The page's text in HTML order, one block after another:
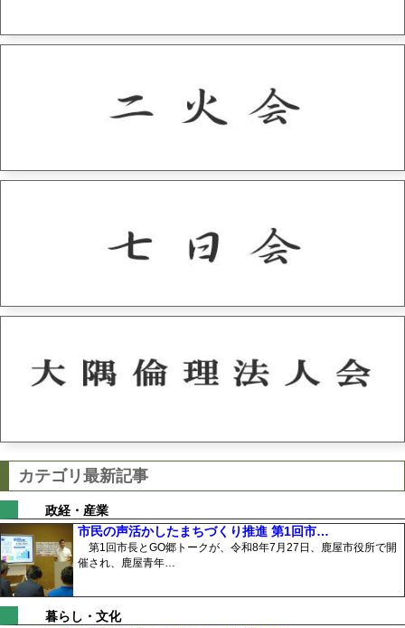
カテゴリ最新記事
政経・産業
市民の声活かしたまちづくり推進 第1回市…
第1回市長とGO郷トークが、令和8年7月27日、鹿屋市役所で開
催され、鹿屋青年…
暮らし・文化